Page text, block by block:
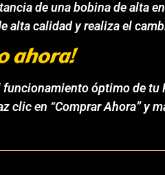
de una bobina de alta
alta calidad y realiza el
ahora!
funcionamiento óptimo de
clic en “Comprar Ahora”